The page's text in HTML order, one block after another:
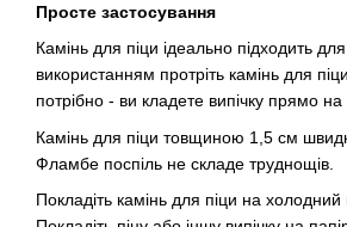
Просте застосування
Камінь для піци ідеально підходить
використанням протріть камінь для
потрібно - ви кладете випічку прямо на
Камінь для піци товщиною 1,5 см
Фламбе поспіль не складе труднощів.
Покладіть камінь для піци на